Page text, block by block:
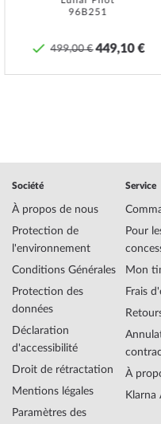
CASIO
EAN Code
Style
Poids de l'article
0.03
Affichage
Digital
Entraînement
Quartz
Fonctions
Minute,
Matériau du
logement
Résine
Largeur du logement
28
Épaisseur du
logement
96B251
499,00 € 449,10 €
Société
À propos de nous
Protection de
l'environnement
Conditions Générales
Protection des
données
Déclaration
d'accessibilité
Droit de rétractation
Mentions légales
Paramètres des
Service
Pour
Mon
Frais
À
Klarna